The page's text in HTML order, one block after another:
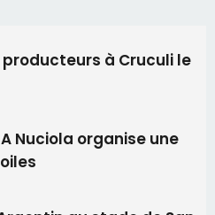
au stade de San
Marie et
end du tournoi du